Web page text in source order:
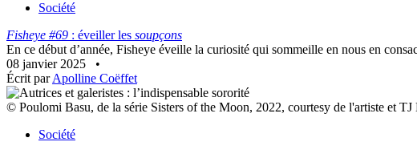
Société
Fisheye #69 : éveiller les soupçons
En ce début d’année, Fisheye éveille la curiosité qui sommeille en nous en
08 janvier 2025
•
Écrit parApolline Coëffet
© Poulomi Basu, de la série Sisters of the Moon, 2022, courtesy de l'artiste et
Société